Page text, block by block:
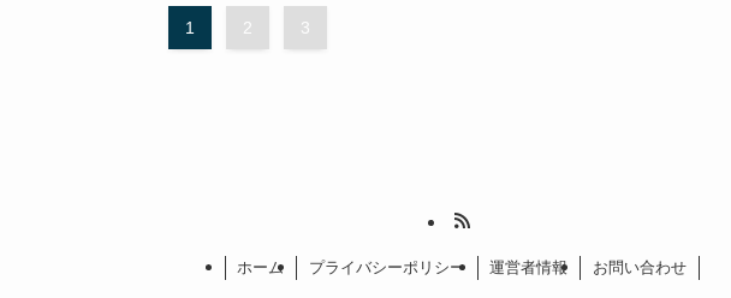
1 2 3
ホーム プライバシーポリシー 運営者情報 お問い合わせ